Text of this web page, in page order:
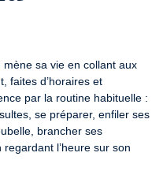
sa vie en collant aux
faites d’horaires et
par la routine habituelle :
se préparer, enfiler ses
brancher ses
l’heure sur son